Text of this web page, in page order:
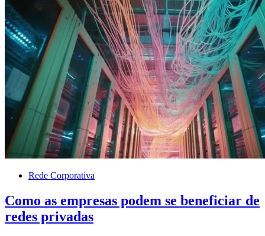
Rede Corporativa
Como as empresas podem se beneficiar de
redes privadas